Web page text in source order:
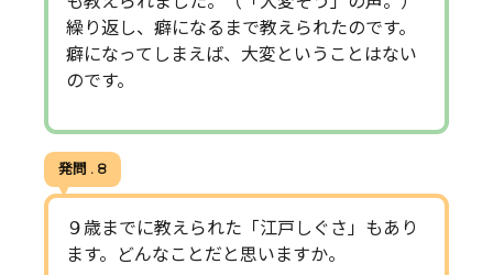
繰り返し、癖になるまで教えられたのです。
癖になってしまえば、大変ということはない
のです。
発問 . 8
９歳までに教えられた「江戸しぐさ」もあり
ます。どんなことだと思いますか。